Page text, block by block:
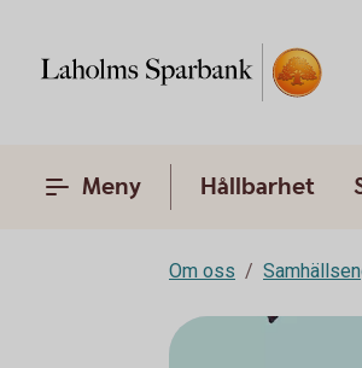
Meny Hållbarhet
Om oss